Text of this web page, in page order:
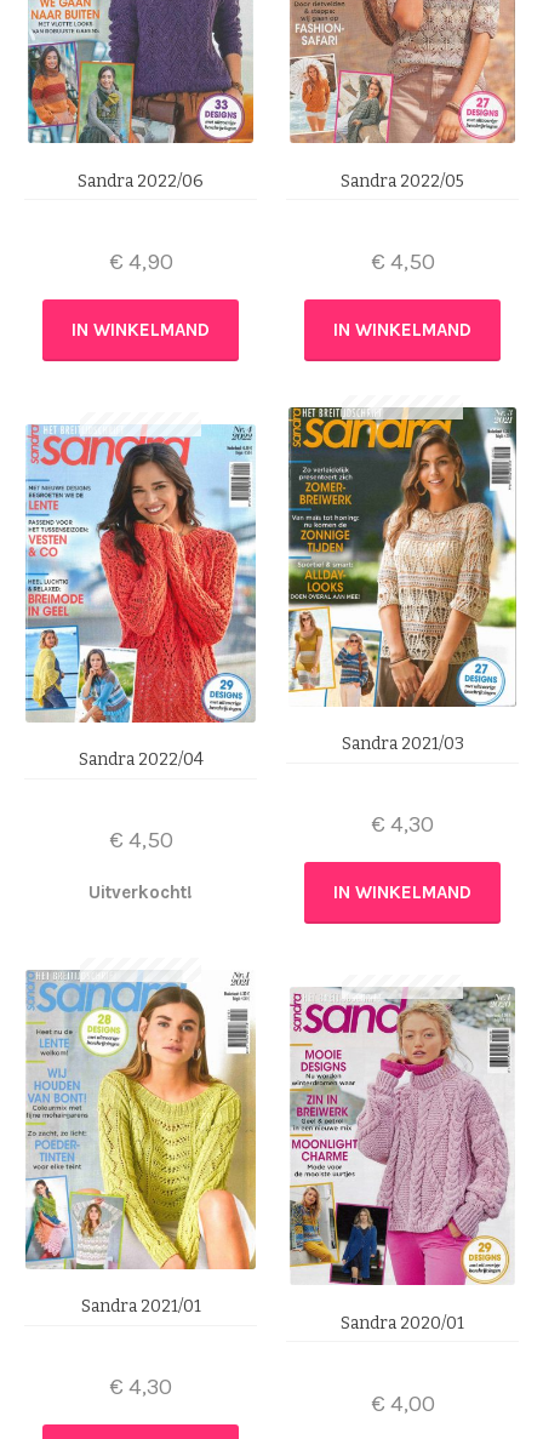
Sandra 2022/06
€ 4,90
IN WINKELMAND
Sandra 2022/05
€ 4,50
IN WINKELMAND
Sandra 2022/04
€ 4,50
Uitverkocht!
Sandra 2021/03
€ 4,30
IN WINKELMAND
Sandra 2021/01
€ 4,30
Sandra 2020/01
€ 4,00